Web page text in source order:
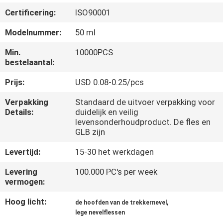
KWALITEITSCONTROLE
CONTACTEER
ONS
VERZOEK
OM
SITEMAP
PRIVACY
Certificering:
ISO90001
Modelnummer:
50 ml
Min.
bestelaantal:
10000PCS
Prijs:
USD 0.08-0.25/pcs
Verpakking
Details:
Standaard de uitvoer verpakking voor
duidelijk en veilig
levensonderhoudproduct. De fles en
GLB zijn
Levertijd:
15-30 het werkdagen
Levering
vermogen:
100.000 PC's per week
Hoog licht: de hoofden van de trekkernevel ,
lege nevelflessen